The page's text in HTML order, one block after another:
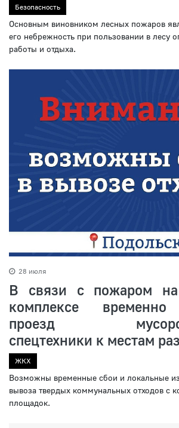
Безопасность
Основным виновником лесных пожаров
его небрежность при пользовании в лесу
работы и отдыха.
28 июля
В связи с пожаром на
комплексе временно
проезд
спецтехники к местам
ЖКХ
Возможны временные сбои и локальные
вывоза твердых коммунальных отходов с
площадок.